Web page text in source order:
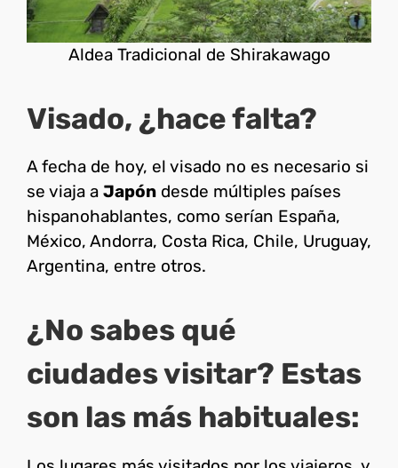
Aldea Tradicional de Shirakawago
Visado, ¿hace falta?
A fecha de hoy, el visado no es necesario si
se viaja a Japón desde múltiples países
hispanohablantes, como serían España,
México, Andorra, Costa Rica, Chile, Uruguay,
Argentina, entre otros.
¿No sabes qué
ciudades visitar? Estas
son las más habituales: